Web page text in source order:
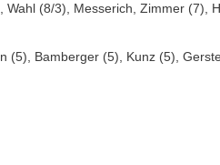
(8/3), Messerich, Zimmer (7),
(5), Bamberger (5), Kunz (5),